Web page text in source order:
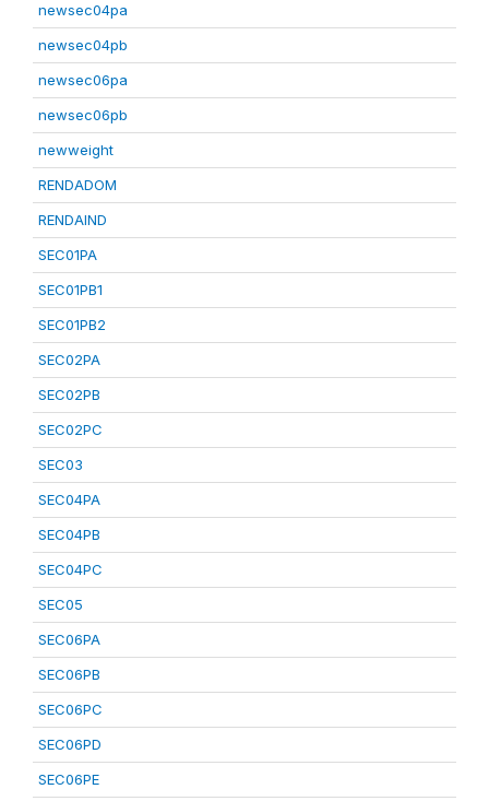
newsec04pa
newsec04pb
newsec06pa
newsec06pb
newweight
RENDADOM
RENDAIND
SEC01PA
SEC01PB1
SEC01PB2
SEC02PA
SEC02PB
SEC02PC
SEC03
SEC04PA
SEC04PB
SEC04PC
SEC05
SEC06PA
SEC06PB
SEC06PC
SEC06PD
SEC06PE